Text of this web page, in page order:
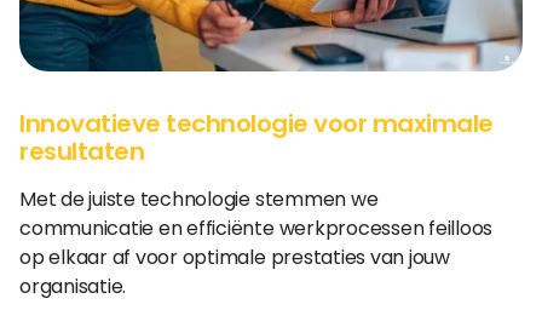
Innovatieve technologie voor maximale
resultaten
Met de juiste technologie stemmen we
communicatie en efficiënte werkprocessen feilloos
op elkaar af voor optimale prestaties van jouw
organisatie.